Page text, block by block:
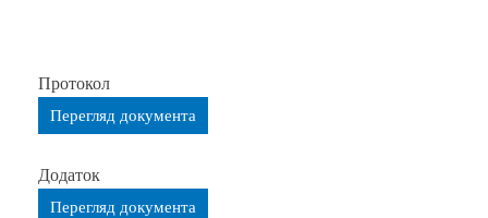
Протокол
Перегляд документа
Додаток
Перегляд документа